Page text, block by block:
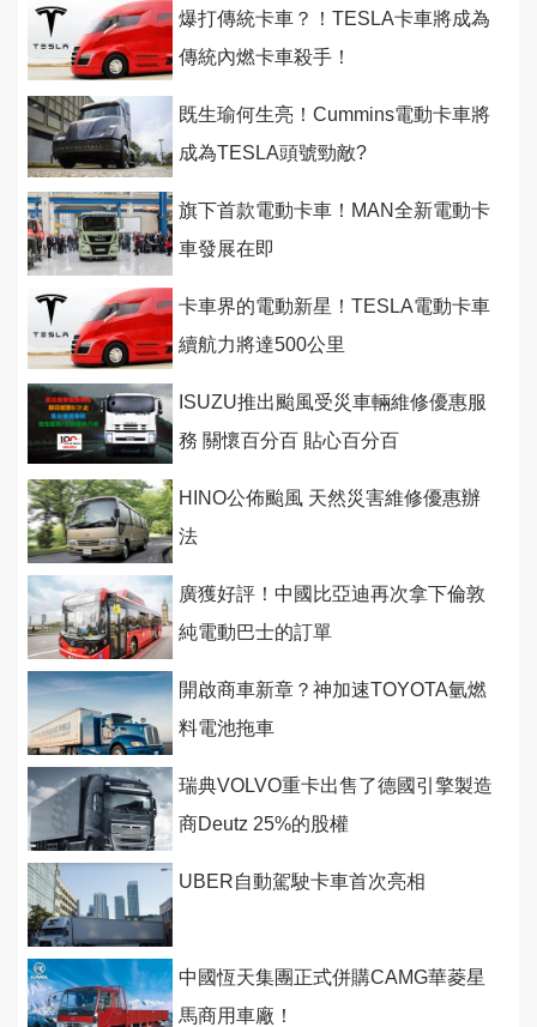
爆打傳統卡車？！TESLA卡車將成為
傳統內燃卡車殺手！
既生瑜何生亮！Cummins電動卡車將
成為TESLA頭號勁敵?
旗下首款電動卡車！MAN全新電動卡
車發展在即
卡車界的電動新星！TESLA電動卡車
續航力將達500公里
ISUZU推出颱風受災車輛維修優惠服
務 關懷百分百 貼心百分百
HINO公佈颱風 天然災害維修優惠辦
法
廣獲好評！中國比亞迪再次拿下倫敦
純電動巴士的訂單
開啟商車新章？神加速TOYOTA氫燃
料電池拖車
瑞典VOLVO重卡出售了德國引擎製造
商Deutz 25%的股權
UBER自動駕駛卡車首次亮相
中國恆天集團正式併購CAMG華菱星
馬商用車廠！